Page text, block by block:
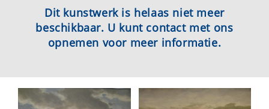
Dit kunstwerk is helaas niet meer
beschikbaar. U kunt contact met ons
opnemen voor meer informatie.